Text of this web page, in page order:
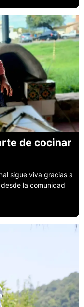
de cocinar
sigue viva gracias a
la comunidad